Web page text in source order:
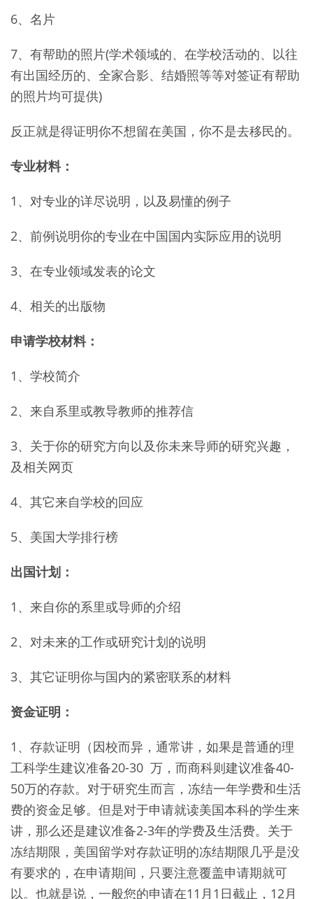
6、名片
7、有帮助的照片(学术领域的、在学校活动的、以往
有出国经历的、全家合影、结婚照等等对签证有帮助
的照片均可提供)
反正就是得证明你不想留在美国，你不是去移民的。
专业材料：
1、对专业的详尽说明，以及易懂的例子
2、前例说明你的专业在中国国内实际应用的说明
3、在专业领域发表的论文
4、相关的出版物
申请学校材料：
1、学校简介
2、来自系里或教导教师的推荐信
3、关于你的研究方向以及你未来导师的研究兴趣，
及相关网页
4、其它来自学校的回应
5、美国大学排行榜
出国计划：
1、来自你的系里或导师的介绍
2、对未来的工作或研究计划的说明
3、其它证明你与国内的紧密联系的材料
资金证明：
1、存款证明（因校而异，通常讲，如果是普通的理
工科学生建议准备20-30 万，而商科则建议准备40-
50万的存款。对于研究生而言，冻结一年学费和生活
费的资金足够。但是对于申请就读美国本科的学生来
讲，那么还是建议准备2-3年的学费及生活费。关于
冻结期限，美国留学对存款证明的冻结期限几乎是没
有要求的，在申请期间，只要注意覆盖申请期就可
以。也就是说，一般您的申请在11月1日截止，12月